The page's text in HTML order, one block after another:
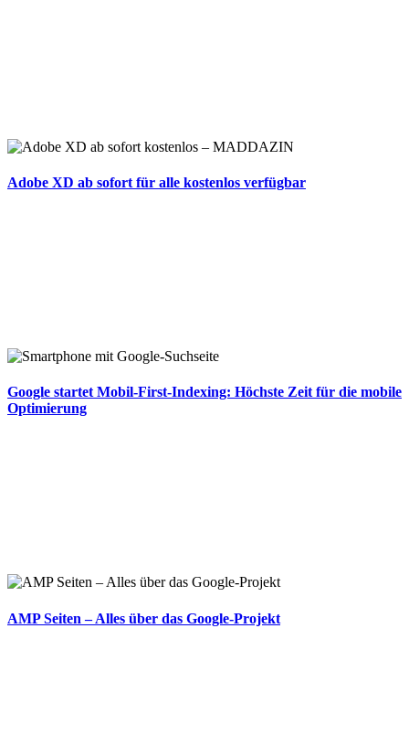
Adobe XD ab sofort für alle kostenlos verfügbar
Google startet Mobil-First-Indexing: Höchste Zeit für die mobile
Optimierung
AMP Seiten – Alles über das Google-Projekt